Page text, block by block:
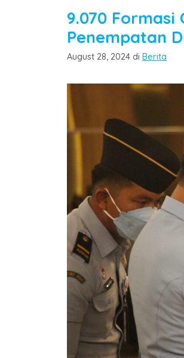
9.070 Formasi
Penempatan
August 28, 2024 di Categories
Berita